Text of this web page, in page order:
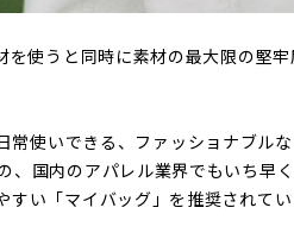
使うと同時に素材の最大限の堅
常使いできる、ファッショナブル
、国内のアパレル業界でもいち早
い「マイバッグ」を推奨されてい